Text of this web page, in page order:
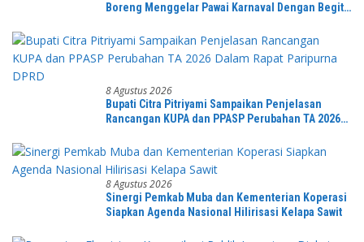
Boreng Menggelar Pawai Karnaval Dengan Begitu
8 Agustus 2026
Bupati Citra Pitriyami Sampaikan Penjelasan
Rancangan KUPA dan PPASP Perubahan TA 2026
8 Agustus 2026
Sinergi Pemkab Muba dan Kementerian Koperasi
Siapkan Agenda Nasional Hilirisasi Kelapa Sawit